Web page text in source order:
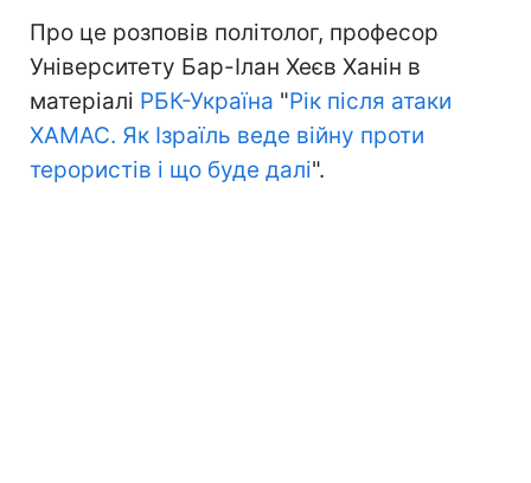
Про це розповів політолог, професор
Університету Бар-Ілан Хеєв Ханін в
матеріалі РБК-Україна "Рік після атаки
ХАМАС. Як Ізраїль веде війну проти
терористів і що буде далі".